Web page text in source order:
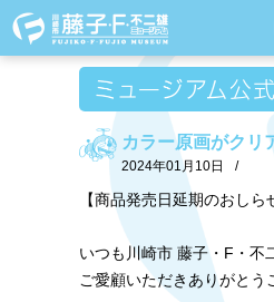
カラー原画がクリ
2024年01月10日 /
【商品発売日延期のおしら
いつも川崎市 藤子・F・不
ご愛顧いただきありがとう